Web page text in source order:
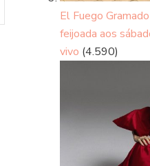
El Fuego
feijoada aos
vivo (4.590)